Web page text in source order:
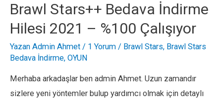
Brawl Stars++ Bedava İndirme
Hilesi 2021 – %100 Çalışıyor
Yazan Admin Ahmet / 1 Yorum / Brawl Stars, Brawl Stars
Bedava İndirme, OYUN
Merhaba arkadaşlar ben admin Ahmet. Uzun zamandır
sizlere yeni yöntemler bulup yardımcı olmak için detaylı